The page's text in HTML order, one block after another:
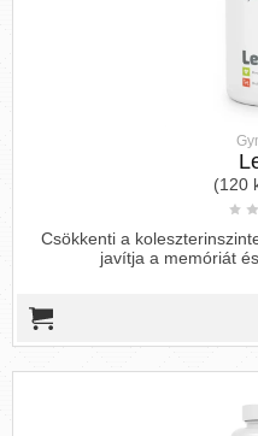
(120
Csökkenti a
javítja a memóriát